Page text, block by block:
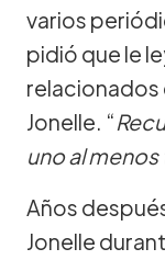
varios
pidió que le
relacionados
Jonelle. “
uno al
Años
Jonelle